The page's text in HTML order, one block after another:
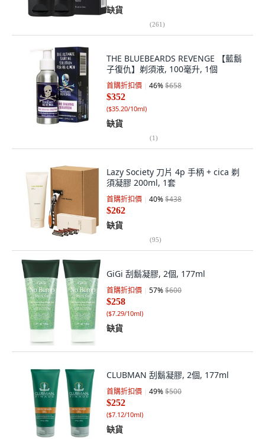
缺貨
(261)
THE BLUEBEARDS REVENGE 【藍鬍
子復仇】剃須液, 100毫升, 1個
首購折扣價 46%$658
$352
($35.20/10ml)
缺貨
(1)
Lazy Society 刀片 4p 手柄 + cica 剃
須凝膠 200ml, 1套
首購折扣價 40%$438
$262
缺貨
(95)
GiGi 刮鬍凝膠, 2個, 177ml
首購折扣價 57%$600
$258
($7.29/10ml)
缺貨
CLUBMAN 刮鬍凝膠, 2個, 177ml
首購折扣價 49%$500
$252
($7.12/10ml)
缺貨